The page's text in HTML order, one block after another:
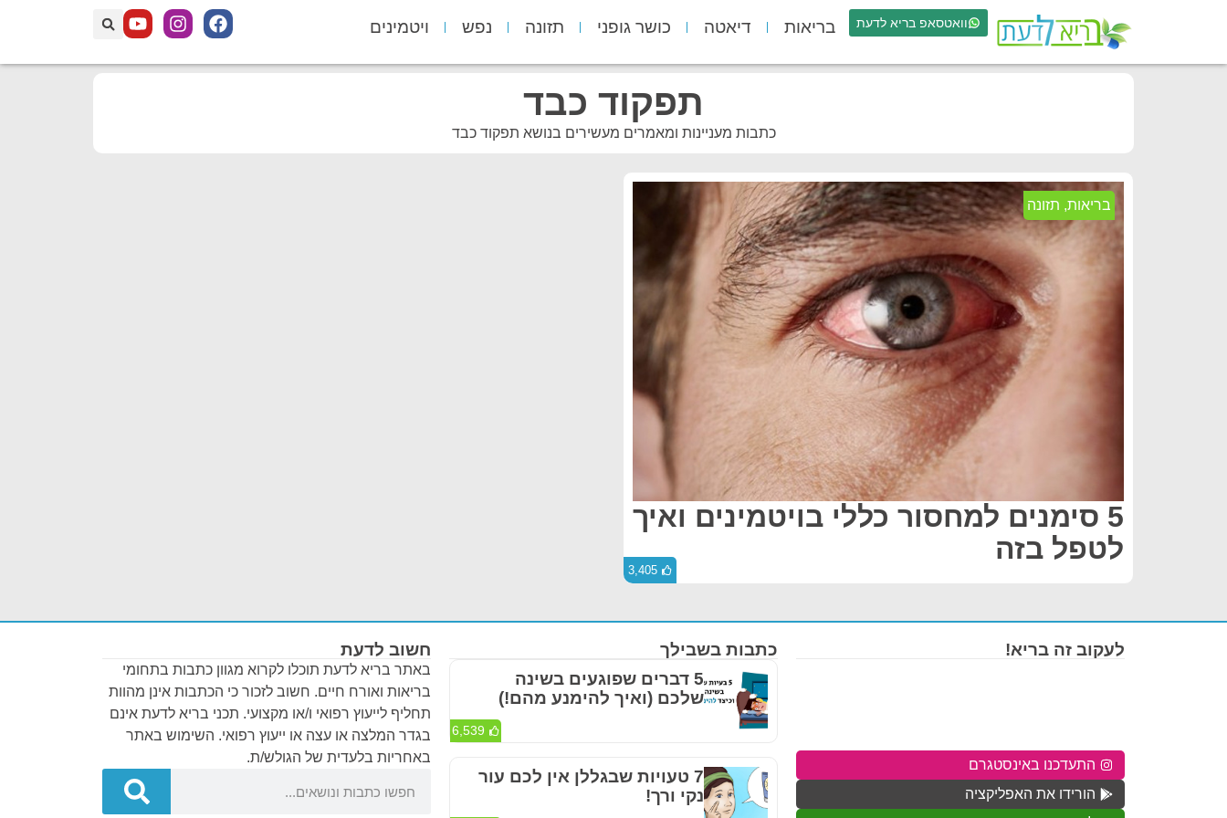
וואטסאפ בריא לדעת בריאות דיאטה כושר גופני תזונה נפש ויטמינים
תפקוד כבד
כתבות מעניינות ומאמרים מעשירים בנושא תפקוד כבד
בריאות, תזונה
5 סימנים למחסור כללי בויטמינים ואיך
לטפל בזה
3,405
חשוב לדעת
באתר בריא לדעת תוכלו לקרוא מגוון כתבות בתחומי
בריאות ואורח חיים. חשוב לזכור כי הכתבות אינן מהוות
תחליף לייעוץ רפואי ו/או מקצועי. תכני בריא לדעת אינם
בגדר המלצה או עצה או ייעוץ רפואי. השימוש באתר
באחריות בלעדית של הגולש/ת.
כתבות בשבילך
5 דברים שפוגעים בשינה
שלכם (ואיך להימנע מהם!)
6,539
7 טעויות שבגללן אין לכם עור
נקי ורך!
לעקוב זה בריא!
התעדכנו באינסטגרם
הורידו את האפליקציה